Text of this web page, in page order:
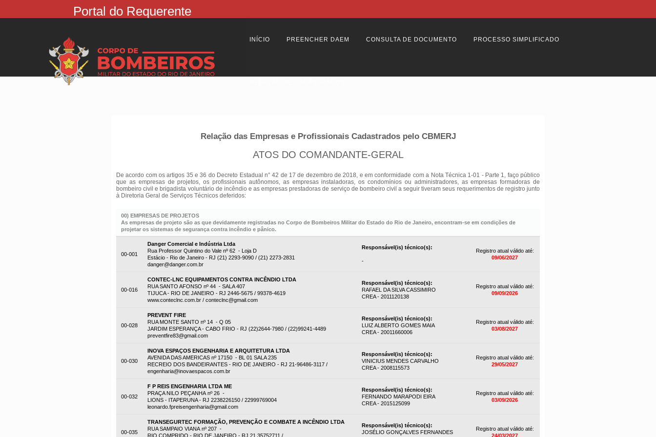
Portal do Requerente
INÍCIO PREENCHER DAEM CONSULTA DE DOCUMENTO PROCESSO SIMPLIFICADO
Relação das Empresas e Profissionais Cadastrados pelo CBMERJ
ATOS DO COMANDANTE-GERAL
De acordo com os artigos 35 e 36 do Decreto Estadual n° 42 de 17 de dezembro de 2018, e em conformidade com a Nota Técnica 1-01 - Parte 1, faço público
que as empresas de projetos, os profissionais autônomos, as empresas instaladoras, os condomínios ou administradores, as empresas formadoras de
bombeiro civil e brigadista voluntário de incêndio e as empresas prestadoras de serviço de bombeiro civil a seguir tiveram seus requerimentos de registro junto
à Diretoria Geral de Serviços Técnicos deferidos:
00) EMPRESAS DE PROJETOS
As empresas de projeto são as que devidamente registradas no Corpo de Bombeiros Militar do Estado do Rio de Janeiro, encontram-se em condições de
projetar os sistemas de segurança contra incêndio e pânico.
00-001
Danger Comercial e Indústria Ltda
Rua Professor Quintino do Vale nº 62 - Loja D
Estácio - Rio de Janeiro - RJ (21) 2293-9090 / (21) 2273-2831
danger@danger.com.br
Responsável(is) técnico(s):
-
Registro atual válido até:
09/06/2027
00-016
CONTEC-LNC EQUIPAMENTOS CONTRA INCÊNDIO LTDA
RUA SANTO AFONSO nº 44 - SALA 407
TIJUCA - RIO DE JANEIRO - RJ 2446-5675 / 99378-4619
www.conteclnc.com.br / conteclnc@gmail.com
Responsável(is) técnico(s):
RAFAEL DA SILVA CASSIMIRO
CREA - 2011120138
Registro atual válido até:
09/09/2026
00-028
PREVENT FIRE
RUA MONTE SANTO nº 14 - Q 05
JARDIM ESPERANÇA - CABO FRIO - RJ (22)2644-7980 / (22)99241-4489
preventfire83@gmail.com
Responsável(is) técnico(s):
LUIZ ALBERTO GOMES MAIA
CREA - 20011660006
Registro atual válido até:
03/08/2027
00-030
INOVA ESPAÇOS ENGENHARIA E ARQUITETURA LTDA
AVENIDA DAS AMERICAS nº 17150 - BL 01 SALA 235
RECREIO DOS BANDEIRANTES - RIO DE JANEIRO - RJ 21-96486-3117 /
engenharia@inovaespacos.com.br
Responsável(is) técnico(s):
VINICIUS MENDES CARVALHO
CREA - 2008115573
Registro atual válido até:
29/05/2027
00-032
F P REIS ENGENHARIA LTDA ME
PRAÇA NILO PEÇANHA nº 26 -
LIONS - ITAPERUNA - RJ 2238226150 / 22999769004
leonardo.fpreisengenharia@gmail.com
Responsável(is) técnico(s):
FERNANDO MARAPODI EIRA
CREA - 2015125099
Registro atual válido até:
03/09/2026
00-035
TRANSEGURTEC FORMAÇÃO, PREVENÇÃO E COMBATE A INCÊNDIO LTDA
RUA SAMPAIO VIANA nº 207 -
RIO COMPRIDO - RIO DE JANEIRO - RJ 21 35752711 /
Responsável(is) técnico(s):
JOSÉLIO GONÇALVES FERNANDES
Registro atual válido até:
24/03/2027